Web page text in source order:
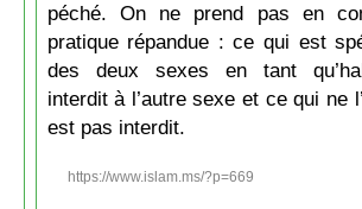
péché. On ne prend pas en
pratique répandue : ce qui est
des deux sexes en tant
interdit à l’autre sexe et ce qui ne
est pas interdit.
https://www.islam.ms/?p=669